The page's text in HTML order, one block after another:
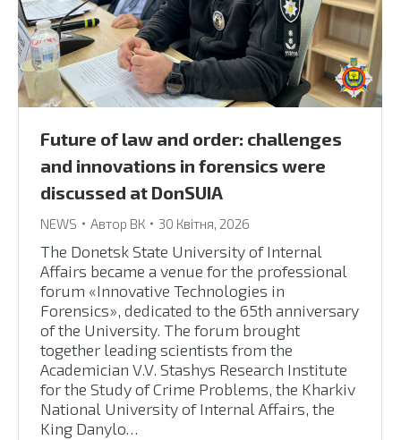
Future of law and order: challenges
and innovations in forensics were
discussed at DonSUIA
NEWS Автор ВК 30 Квітня, 2026
The Donetsk State University of Internal
Affairs became a venue for the professional
forum «Innovative Technologies in
Forensics», dedicated to the 65th anniversary
of the University. The forum brought
together leading scientists from the
Academician V.V. Stashys Research Institute
for the Study of Crime Problems, the Kharkiv
National University of Internal Affairs, the
King Danylo…